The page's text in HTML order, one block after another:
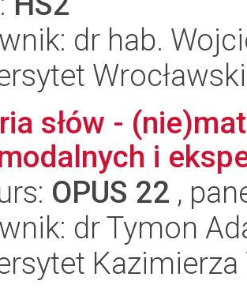
dr hab.
słów -
i
OPUS 22 ,
dr Tymon